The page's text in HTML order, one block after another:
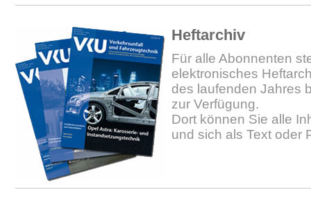
Heftarchiv
Für alle Abonnenten
elektronisches
des laufenden Jahres
zur Verfügung.
Dort können Sie alle
und sich als Text oder